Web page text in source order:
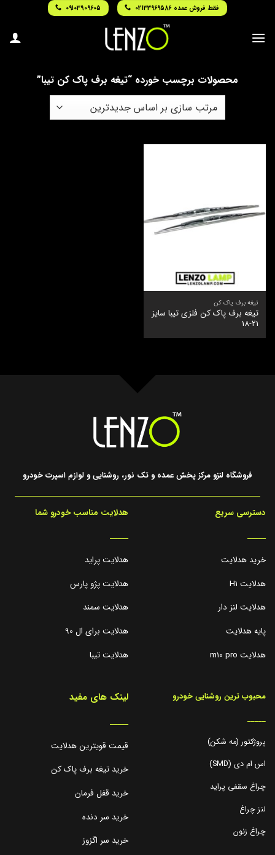
content
فقط فروش عمده 02133969586 09103909605
محصولات برچسب خورده “تیغه برف پاک کن تیبا”
تیغه برف پاک کن
تیغه برف پاک کن فلزی تیبا سایز
21-18
فروشگاه لنزو مرکز پخش عمده و تک نور، روشنایی و لوازم اسپرت خودرو
دسترسی سریع
_____
خرید هدلایت
هدلایت H1
هدلایت لنز دار
پایه هدلایت
هدلایت m10 pro
هدلایت مناسب خودرو شما
_____
هدلایت پراید
هدلایت پژو پارس
هدلایت سمند
هدلایت برای ال 90
هدلایت تیبا
محبوب ترین روشنایی خودرو
_____
پروژکتور (مه شکن)
اس ام دی (SMD)
چراغ سقفی پراید
لنز چراغ
چراغ زنون
لینک های مفید
_____
قیمت قویترین هدلایت
خرید تیغه برف پاک کن
خرید قفل فرمان
خرید سر دنده
خرید سر اگزوز